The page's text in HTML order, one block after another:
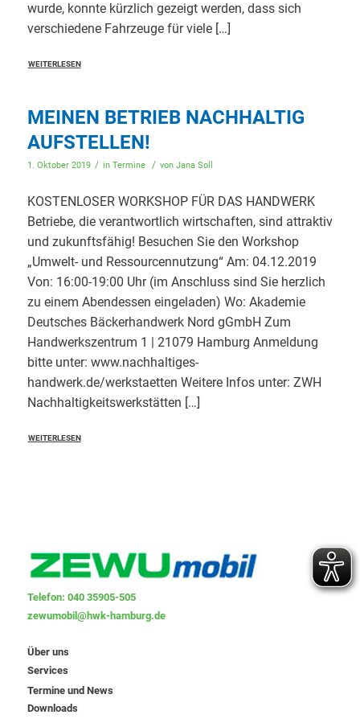
wurde, konnte kürzlich gezeigt werden, dass sich
verschiedene Fahrzeuge für viele […]
WEITERLESEN
MEINEN BETRIEB NACHHALTIG
AUFSTELLEN!
1. Oktober 2019 / in Termine / von Jana Soll
KOSTENLOSER WORKSHOP FÜR DAS HANDWERK
Betriebe, die verantwortlich wirtschaften, sind attraktiv
und zukunftsfähig! Besuchen Sie den Workshop
„Umwelt- und Ressourcennutzung“ Am: 04.12.2019
Von: 16:00-19:00 Uhr (im Anschluss sind Sie herzlich
zu einem Abendessen eingeladen) Wo: Akademie
Deutsches Bäckerhandwerk Nord gGmbH Zum
Handwerkszentrum 1 | 21079 Hamburg Anmeldung
bitte unter: www.nachhaltiges-
handwerk.de/werkstaetten Weitere Infos unter: ZWH
Nachhaltigkeitswerkstätten […]
WEITERLESEN
Telefon: 040 35905-505
zewumobil@hwk-hamburg.de
Über uns
Services
Termine und News
Downloads